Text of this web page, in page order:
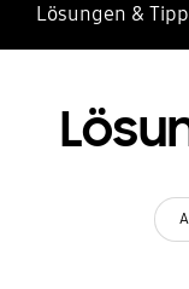
Lösungen &